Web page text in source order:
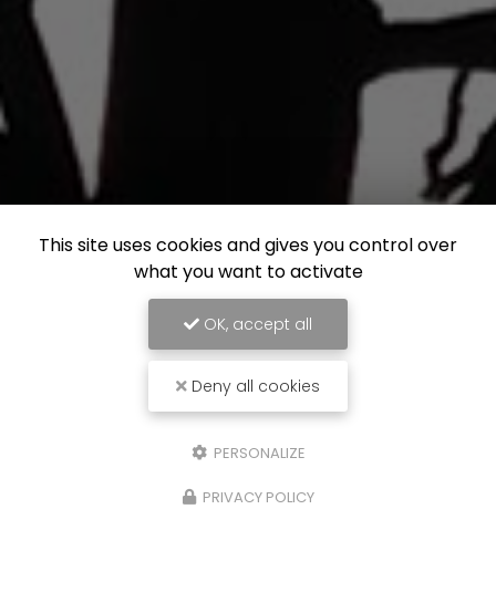
This site uses cookies and gives you control over
what you want to activate
OK, accept all
Deny all cookies
PERSONALIZE
PRIVACY POLICY